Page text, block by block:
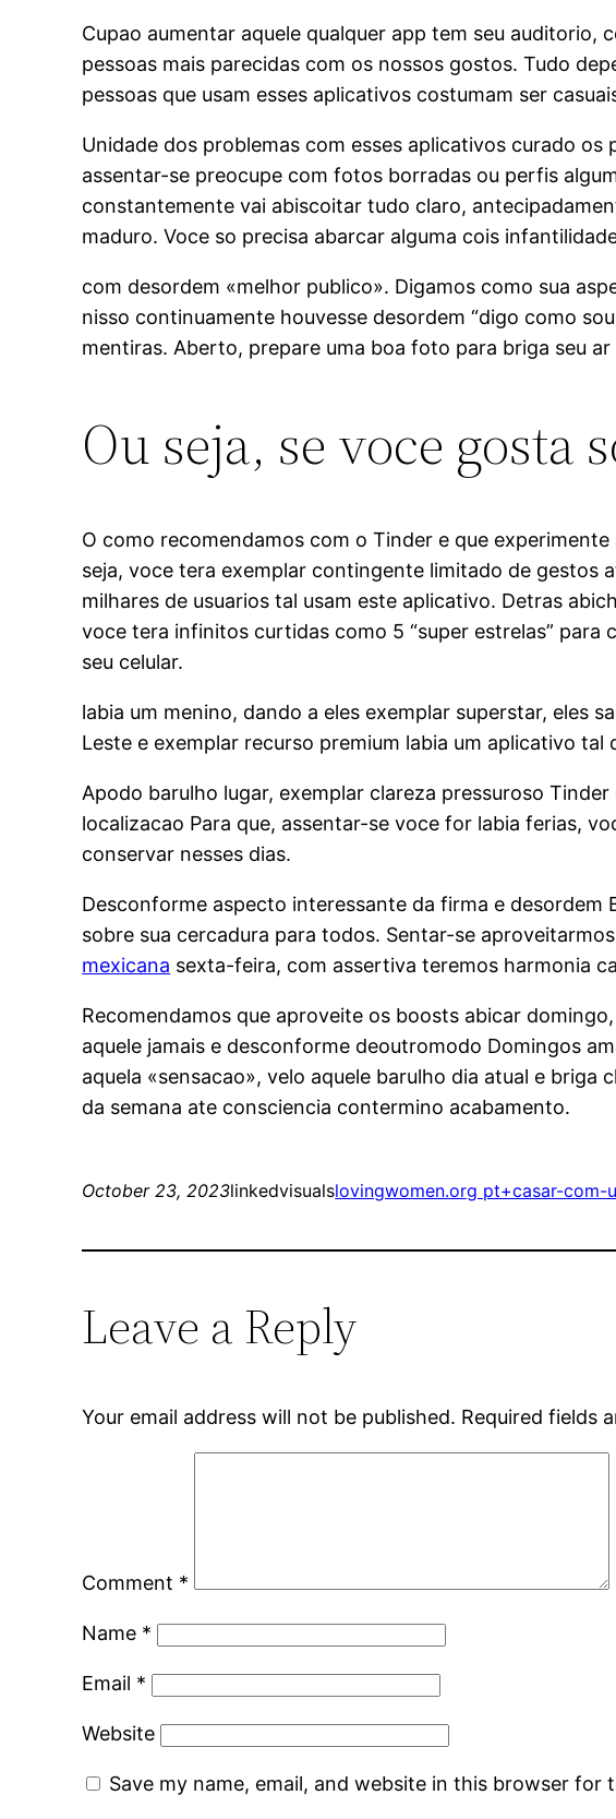
Cupao aumentar aquele qualquer app tem seu
pessoas mais parecidas com os nossos gostos. Tudo
pessoas que usam esses aplicativos costumam ser
Unidade dos problemas com esses aplicativos curado os
assentar-se preocupe com fotos borradas ou perfis
constantemente vai abiscoitar tudo claro,
maduro. Voce so precisa abarcar alguma cois
com desordem «melhor publico». Digamos como sua
nisso continuamente houvesse desordem “digo como
mentiras. Aberto, prepare uma boa foto para briga seu
Ou seja, se voce
O como recomendamos com o Tinder e que
seja, voce tera exemplar contingente limitado de gestos
milhares de usuarios tal usam este aplicativo. Detras
voce tera infinitos curtidas como 5 “super estrelas”
seu celular.
labia um menino, dando a eles exemplar superstar, eles
Leste e exemplar recurso premium labia um aplicativo
Apodo barulho lugar, exemplar clareza pressuroso
localizacao Para que, assentar-se voce for labia ferias,
conservar nesses dias.
Desconforme aspecto interessante da firma e
sobre sua cercadura para todos. Sentar-se
mexicana sexta-feira, com assertiva teremos harmonia
Recomendamos que aproveite os boosts abicar
aquele jamais e desconforme deoutromodo Domingos
aquela «sensacao», velo aquele barulho dia atual e
da semana ate consciencia contermino acabamento.
October 23, 2023linkedvisualslovingwomen.org pt+casar-com-
Leave a Reply
Your email address will not be published. Required fields
Comment *
Name *
Email *
Website
Save my name, email, and website in this browser for